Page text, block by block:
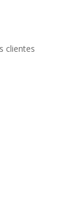
clientes